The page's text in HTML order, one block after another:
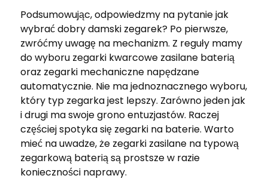
Podsumowując, odpowiedzmy na pytanie jak
wybrać dobry damski zegarek? Po pierwsze,
zwróćmy uwagę na mechanizm. Z reguły mamy
do wyboru zegarki kwarcowe zasilane baterią
oraz zegarki mechaniczne napędzane
automatycznie. Nie ma jednoznacznego wyboru,
który typ zegarka jest lepszy. Zarówno jeden jak
i drugi ma swoje grono entuzjastów. Raczej
częściej spotyka się zegarki na baterie. Warto
mieć na uwadze, że zegarki zasilane na typową
zegarkową baterią są prostsze w razie
konieczności naprawy.